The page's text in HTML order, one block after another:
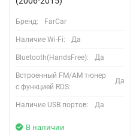
Бренд: FarCar
Наличие Wi-Fi: Да
Bluetooth(HandsFree): Да
Встроенный FM/AM тюнер
с функцией RDS:
Да
Наличие USB портов: Да
В наличии